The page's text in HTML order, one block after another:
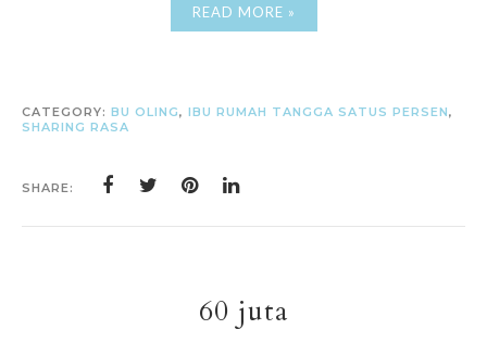
READ MORE »
CATEGORY: BU OLING, IBU RUMAH TANGGA SATUS PERSEN,
SHARING RASA
SHARE:
60 juta